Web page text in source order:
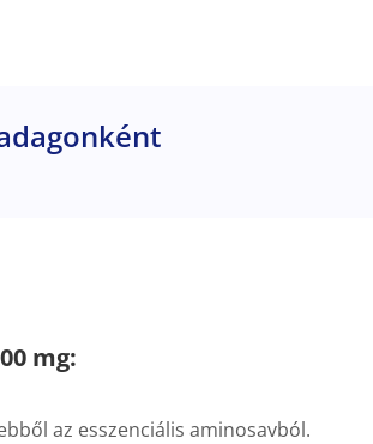
mg:
az esszenciális aminosavból.